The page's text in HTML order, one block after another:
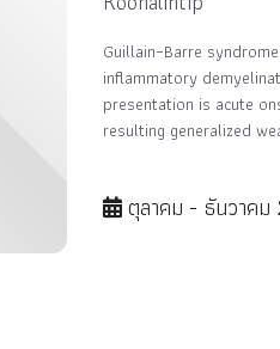
Guillain–Barre
inflammatory
presentation is acute
resulting generalized
ตุลาคม - ธันวาคม